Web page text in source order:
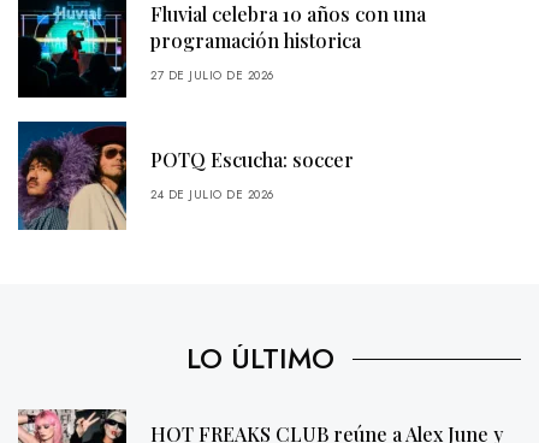
Fluvial celebra 10 años con una
programación historica
27 DE JULIO DE 2026
POTQ Escucha: soccer
24 DE JULIO DE 2026
LO ÚLTIMO
HOT FREAKS CLUB reúne a Alex June y